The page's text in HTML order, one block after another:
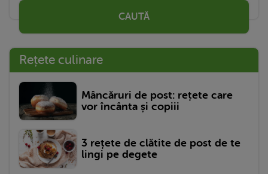
CAUTĂ
Rețete culinare
Mâncăruri de post: rețete care
vor încânta și copiii
3 rețete de clătite de post de te
lingi pe degete